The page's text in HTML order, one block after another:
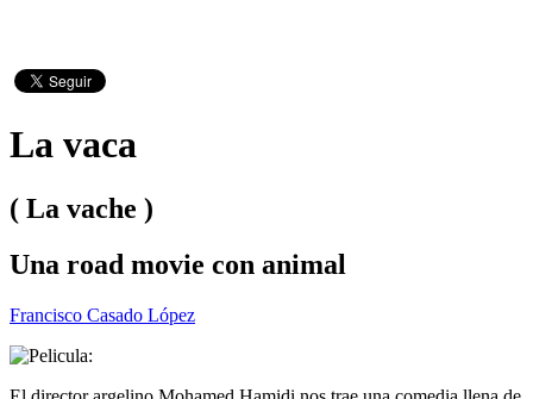
La vaca
( La vache )
Una road movie con animal
Francisco Casado López